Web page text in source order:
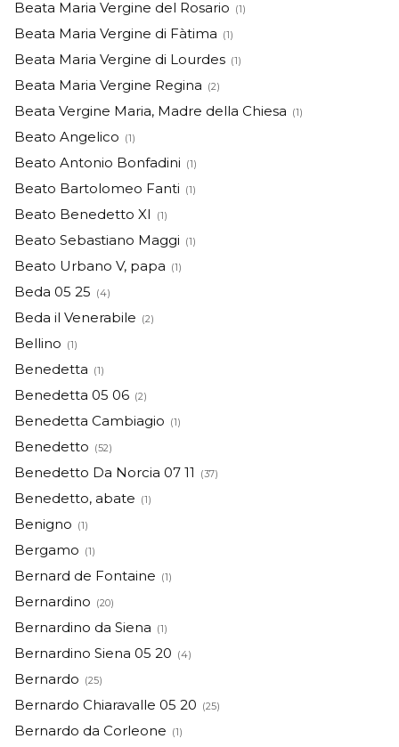
Beata Maria Vergine del Rosario (1)
Beata Maria Vergine di Fàtima (1)
Beata Maria Vergine di Lourdes (1)
Beata Maria Vergine Regina (2)
Beata Vergine Maria, Madre della Chiesa (1)
Beato Angelico (1)
Beato Antonio Bonfadini (1)
Beato Bartolomeo Fanti (1)
Beato Benedetto XI (1)
Beato Sebastiano Maggi (1)
Beato Urbano V, papa (1)
Beda 05 25 (4)
Beda il Venerabile (2)
Bellino (1)
Benedetta (1)
Benedetta 05 06 (2)
Benedetta Cambiagio (1)
Benedetto (52)
Benedetto Da Norcia 07 11 (37)
Benedetto, abate (1)
Benigno (1)
Bergamo (1)
Bernard de Fontaine (1)
Bernardino (20)
Bernardino da Siena (1)
Bernardino Siena 05 20 (4)
Bernardo (25)
Bernardo Chiaravalle 05 20 (25)
Bernardo da Corleone (1)